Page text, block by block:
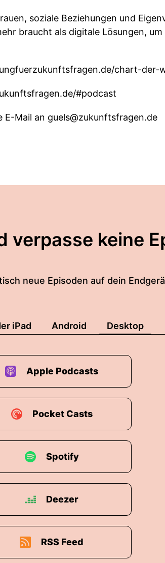
soziale Beziehungen und
braucht als digitale Lösungen,
chart-der-
#podcast
E-Mail an guels@zukunftsfragen.de
verpasse keine
neue Episoden auf dein
iPad Android Desktop
Apple Podcasts
Pocket Casts
Spotify
Deezer
RSS Feed